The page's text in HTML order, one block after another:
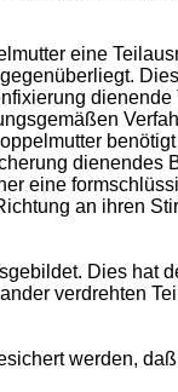
eine
dienendes
eine
an ihren
Dies hat
verdrehten
werden,